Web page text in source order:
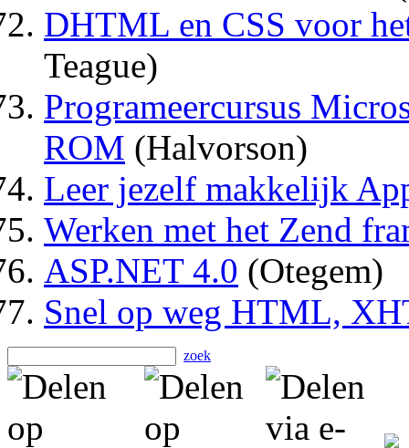
DHTML en CSS voor
Teague)
Programeercursus
ROM (Halvorson)
Leer jezelf makkelijk
Werken met het Zend
ASP.NET 4.0 (Otegem)
Snel op weg HTML,
zoek